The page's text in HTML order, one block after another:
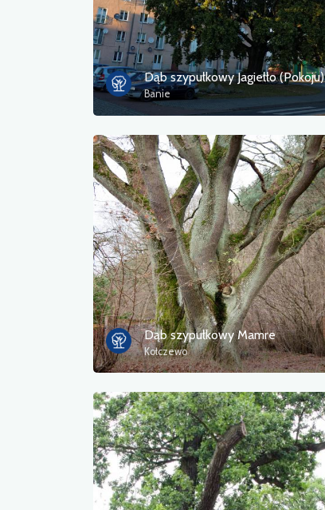
Dąb szypułkowy Jagiełło (Pokoju)
Banie
Dąb szypułkowy Mamre
Kołczewo